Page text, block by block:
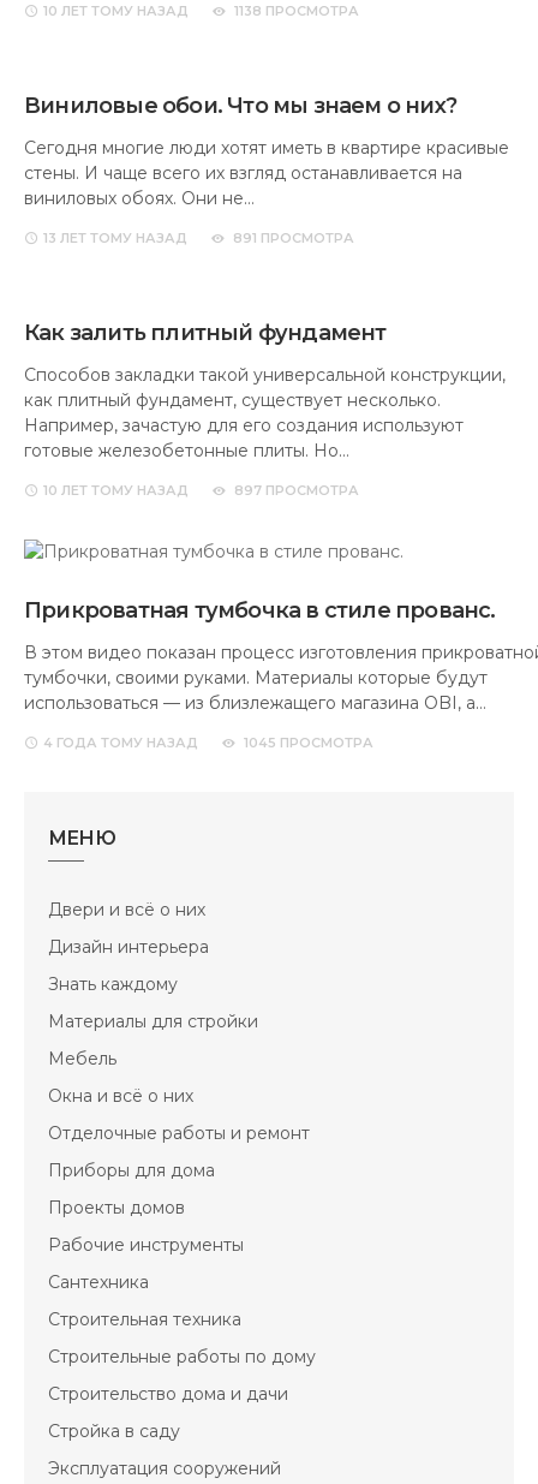
10 ЛЕТ ТОМУ НАЗАД 1138 ПРОСМОТРА
Виниловые обои. Что мы знаем о них?
Сегодня многие люди хотят иметь в квартире красивые
стены. И чаще всего их взгляд останавливается на
виниловых обоях. Они не…
13 ЛЕТ ТОМУ НАЗАД 891 ПРОСМОТРА
Как залить плитный фундамент
Способов закладки такой универсальной конструкции,
как плитный фундамент, существует несколько.
Например, зачастую для его создания используют
готовые железобетонные плиты. Но…
10 ЛЕТ ТОМУ НАЗАД 897 ПРОСМОТРА
Прикроватная тумбочка в стиле прованс.
В этом видео показан процесс изготовления
тумбочки, своими руками. Материалы которые будут
использоваться — из близлежащего магазина OBI, а…
4 ГОДА ТОМУ НАЗАД 1045 ПРОСМОТРА
МЕНЮ
Двери и всё о них
Дизайн интерьера
Знать каждому
Материалы для стройки
Мебель
Окна и всё о них
Отделочные работы и ремонт
Приборы для дома
Проекты домов
Рабочие инструменты
Сантехника
Строительная техника
Строительные работы по дому
Строительство дома и дачи
Стройка в саду
Эксплуатация сооружений